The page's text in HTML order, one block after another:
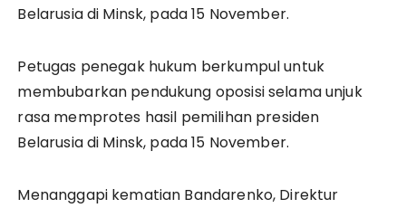
Belarusia di Minsk, pada 15 November.
Petugas penegak hukum berkumpul untuk
membubarkan pendukung oposisi selama unjuk
rasa memprotes hasil pemilihan presiden
Belarusia di Minsk, pada 15 November.
Menanggapi kematian Bandarenko, Direktur